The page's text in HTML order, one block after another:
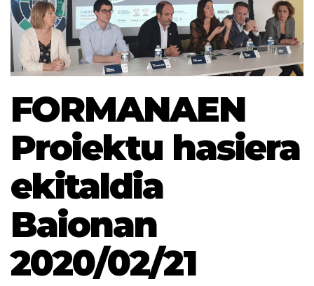
FORMANAEN
Proiektu hasiera
ekitaldia
Baionan
2020/02/21